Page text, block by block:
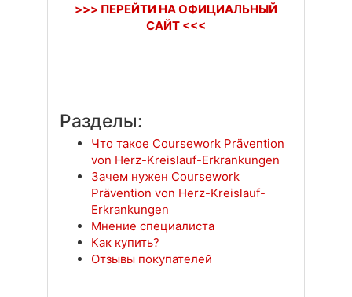
>>> ПЕРЕЙТИ НА ОФИЦИАЛЬНЫЙ
САЙТ <<<
Разделы:
Что такое Coursework Prävention
von Herz-Kreislauf-Erkrankungen
Зачем нужен Coursework
Prävention von Herz-Kreislauf-
Erkrankungen
Мнение специалиста
Как купить?
Отзывы покупателей